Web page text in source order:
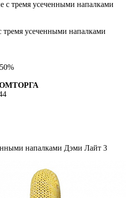
усеченными напалками
напалками Дэми Лайт 3